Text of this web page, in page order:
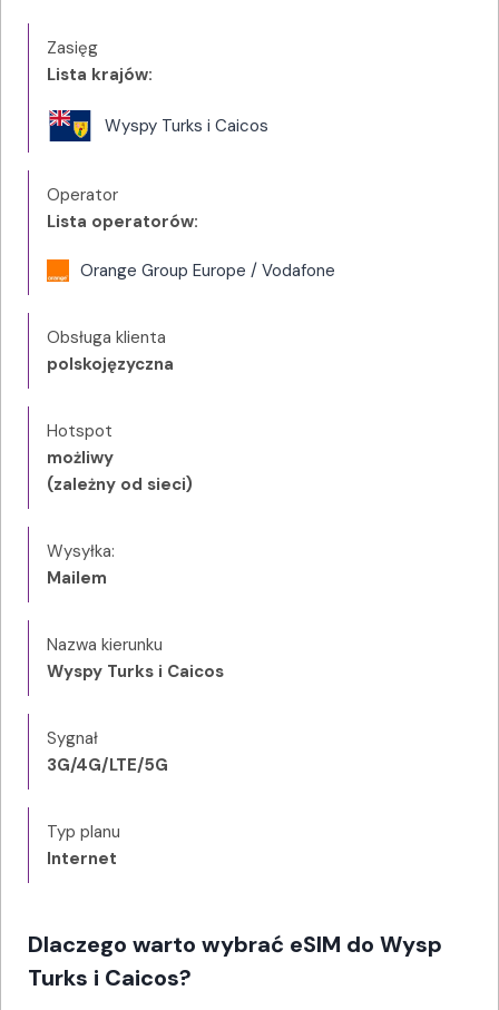
Zasięg
Lista krajów:
Wyspy Turks i Caicos
Operator
Lista operatorów:
Orange Group Europe / Vodafone
Obsługa klienta
polskojęzyczna
Hotspot
możliwy
(zależny od sieci)
Wysyłka:
Mailem
Nazwa kierunku
Wyspy Turks i Caicos
Sygnał
3G/4G/LTE/5G
Typ planu
Internet
Dlaczego warto wybrać eSIM do Wysp
Turks i Caicos?